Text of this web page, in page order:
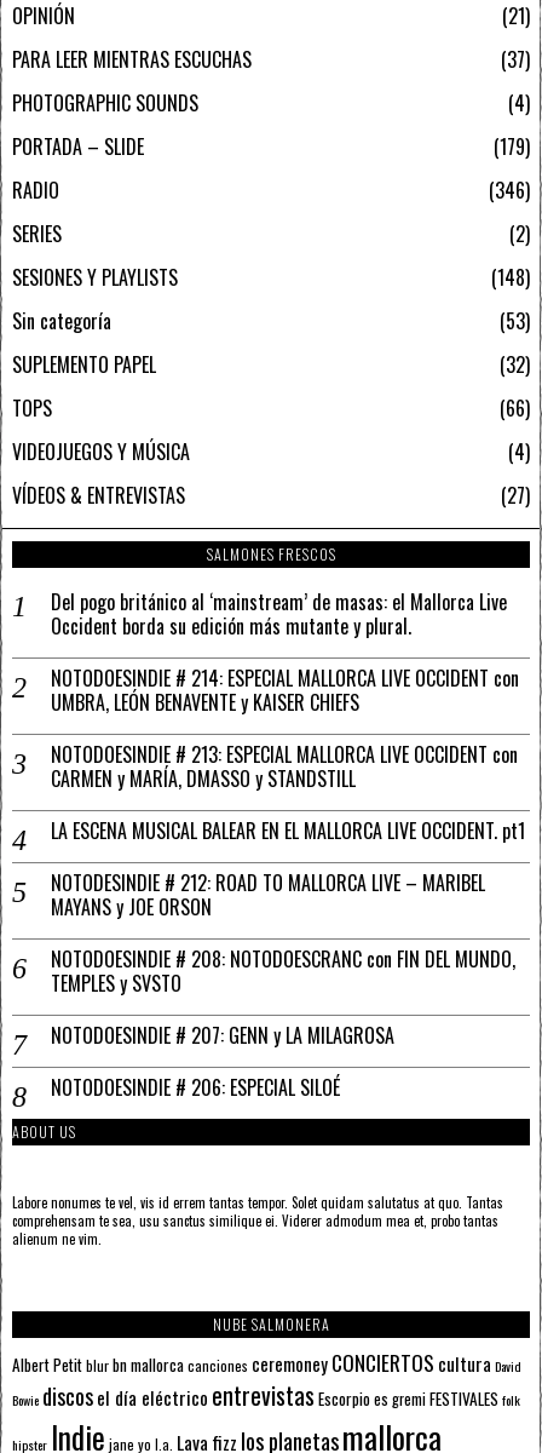
OPINIÓN
21
PARA LEER MIENTRAS ESCUCHAS
37
PHOTOGRAPHIC SOUNDS
4
PORTADA – SLIDE
179
RADIO
346
SERIES
2
SESIONES Y PLAYLISTS
148
Sin categoría
53
SUPLEMENTO PAPEL
32
TOPS
66
VIDEOJUEGOS Y MÚSICA
4
VÍDEOS & ENTREVISTAS
27
SALMONES FRESCOS
Del pogo británico al ‘mainstream’ de masas: el Mallorca Live
Occident borda su edición más mutante y plural.
NOTODOESINDIE # 214: ESPECIAL MALLORCA LIVE OCCIDENT con
UMBRA, LEÓN BENAVENTE y KAISER CHIEFS
NOTODOESINDIE # 213: ESPECIAL MALLORCA LIVE OCCIDENT con
CARMEN y MARÍA, DMASSO y STANDSTILL
LA ESCENA MUSICAL BALEAR EN EL MALLORCA LIVE OCCIDENT. pt1
NOTODESINDIE # 212: ROAD TO MALLORCA LIVE – MARIBEL
MAYANS y JOE ORSON
NOTODOESINDIE # 208: NOTODOESCRANC con FIN DEL MUNDO,
TEMPLES y SVSTO
NOTODOESINDIE # 207: GENN y LA MILAGROSA
NOTODOESINDIE # 206: ESPECIAL SILOÉ
ABOUT US
Labore nonumes te vel, vis id errem tantas tempor. Solet quidam salutatus at quo. Tantas
comprehensam te sea, usu sanctus similique ei. Viderer admodum mea et, probo tantas
alienum ne vim.
NUBE SALMONERA
Albert Petitblurbn mallorcacanciones ceremoneyCONCIERTOS cultura David
Bowie discosel día eléctrico entrevistas Escorpioes gremiFESTIVALES folk
hipster Indie jane yo l.a. Lava fizz los planetasmallorca